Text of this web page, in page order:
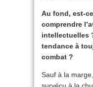
Au fond, est-
comprendre
intellectuelles
tendance à
combat ?
Sauf à la